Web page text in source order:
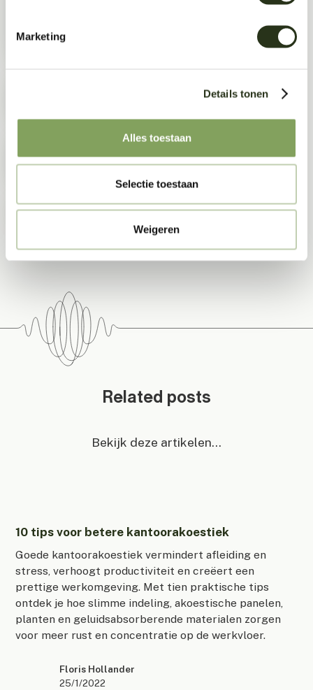
Marketing
Details tonen
Alles toestaan
Selectie toestaan
Weigeren
Architecturale soundscape: Van
akoestische controle tot zintuiglijk
ontwerp
behoeften van millennials
Deel dit bericht:
Related posts
Bekijk deze artikelen...
10 tips voor betere kantoorakoestiek
Goede kantoorakoestiek vermindert afleiding en
stress, verhoogt productiviteit en creëert een
prettige werkomgeving. Met tien praktische tips
ontdek je hoe slimme indeling, akoestische panelen,
planten en geluidsabsorberende materialen zorgen
voor meer rust en concentratie op de werkvloer.
Floris Hollander
25/1/2022